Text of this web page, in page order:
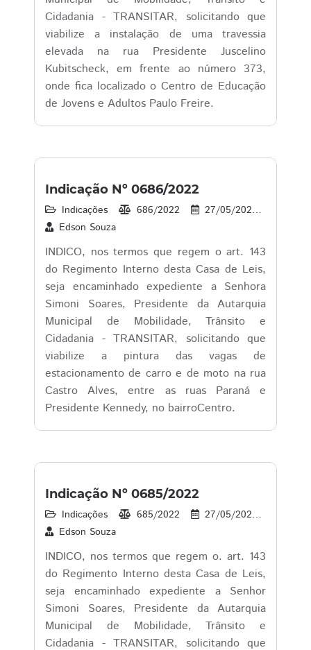
Cidadania - TRANSITAR, solicitando que
viabilize a instalação de uma travessia
elevada na rua Presidente Juscelino
Kubitscheck, em frente ao número 373,
onde fica localizado o Centro de Educação
de Jovens e Adultos Paulo Freire.
Indicação Nº 0686/2022
Indicações 686/2022 27/05/2022
Edson Souza
INDICO, nos termos que regem o art. 143
do Regimento Interno desta Casa de Leis,
seja encaminhado expediente a Senhora
Simoni Soares, Presidente da Autarquia
Municipal de Mobilidade, Trânsito e
Cidadania - TRANSITAR, solicitando que
viabilize a pintura das vagas de
estacionamento de carro e de moto na rua
Castro Alves, entre as ruas Paraná e
Presidente Kennedy, no bairroCentro.
Indicação Nº 0685/2022
Indicações 685/2022 27/05/2022
Edson Souza
INDICO, nos termos que regem o. art. 143
do Regimento Interno desta Casa de Leis,
seja encaminhado expediente a Senhor
Simoni Soares, Presidente da Autarquia
Municipal de Mobilidade, Trânsito e
Cidadania - TRANSITAR, solicitando que